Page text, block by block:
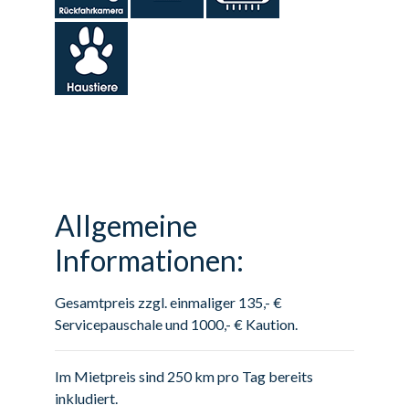
Allgemeine
Informationen:
Gesamtpreis zzgl. einmaliger 135,- €
Servicepauschale und 1000,- € Kaution.
Im Mietpreis sind 250 km pro Tag bereits
inkludiert.